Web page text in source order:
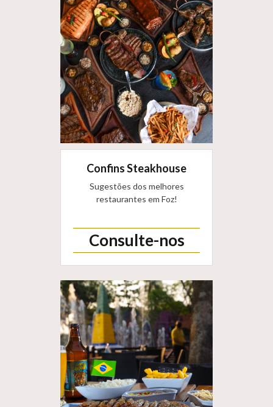
Confins Steakhouse
Sugestões dos melhores
restaurantes em Foz!
Consulte-nos